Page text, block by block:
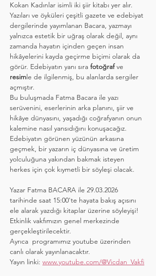
Kokan Kadınlar isimli iki şiir kitabı yer alır.
Yazıları ve öyküleri çeşitli gazete ve edebiyat
dergilerinde yayımlanan Bacara, yazmayı
yalnızca estetik bir uğraş olarak değil, aynı
zamanda hayatın içinden geçen insan
hikâyelerini kayda geçirme biçimi olarak da
görür. Edebiyatın yanı sıra fotoğraf ve
resimle de ilgilenmiş, bu alanlarda sergiler
açmıştır.
Bu buluşmada Fatma Bacara ile yazı
serüvenini, eserlerinin arka planını, şiir ve
hikâye dünyasını, yaşadığı coğrafyanın onun
kalemine nasıl yansıdığını konuşacağız.
Edebiyatın görünen yüzünün arkasına
geçmek, bir yazarın iç dünyasına ve üretim
yolculuğuna yakından bakmak isteyen
herkes için çok kıymetli bir söyleşi olacak.
Yazar Fatma BACARA ile 29.03.2026
tarihinde saat 15:00'te hayata bakış açısını
ele alarak yazdığı kitaplar üzerine söyleyişi!
Etkinlik vakfımızın genel merkezinde
gerçekleştirilecektir.
Ayrıca  programımız youtube üzerinden
canlı olarak yayınlanacaktır.
Yayın linki: www.youtube.com/@Vicdan_Vakfi